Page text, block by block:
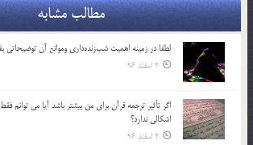
مطالب مشابه
لطفا در زمينه اهميت شب‌زنده‌داري وموانع آن توضيحاتي
2 اسفند 96
اگر تأثير ترجمه قرآن براي من بيشتر باشد آيا مي توانم
اشكالي ندارد؟
2 اسفند 96